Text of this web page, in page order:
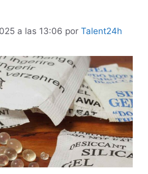
a las 13:06 por Talent24h